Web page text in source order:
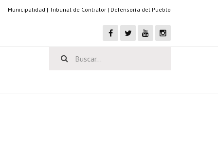
Municipalidad | Tribunal de Contralor | Defensoría del Pueblo